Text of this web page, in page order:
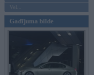
Vel...
Gadījuma bilde